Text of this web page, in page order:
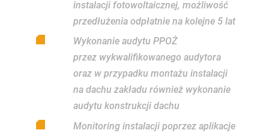
instalacji fotowoltaicznej, możliwość
przedłużenia odpłatnie na kolejne 5 lat
Wykonanie audytu PPOŻ
przez wykwalifikowanego audytora
oraz w przypadku montażu instalacji
na dachu zakładu również wykonanie
audytu konstrukcji dachu
Monitoring instalacji poprzez aplikacje